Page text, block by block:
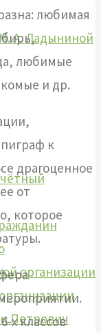
А. Ладыниной
организации
Петрович
любимая
любимые
и др.
к
драгоценное
от
которое
х классов